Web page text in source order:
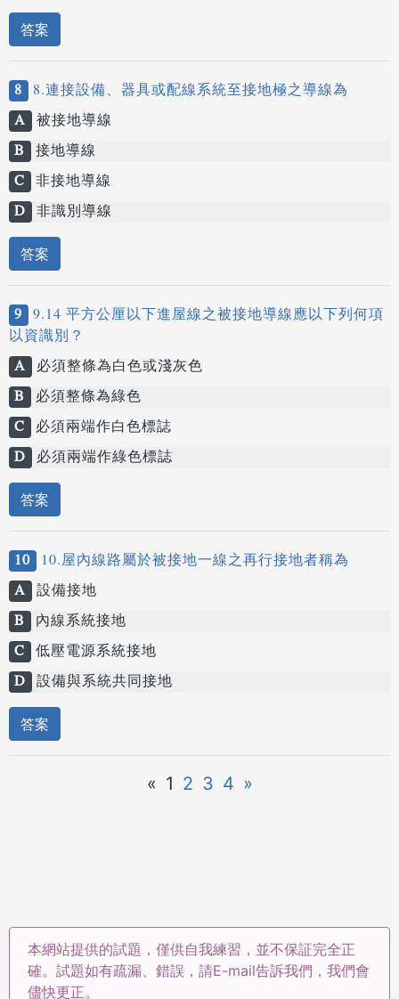
答案
8 8.連接設備、器具或配線系統至接地極之導線為
A 被接地導線
B 接地導線
C 非接地導線
D 非識別導線
答案
9 9.14 平方公厘以下進屋線之被接地導線應以下列何項
以資識別？
A 必須整條為白色或淺灰色
B 必須整條為綠色
C 必須兩端作白色標誌
D 必須兩端作綠色標誌
答案
10 10.屋內線路屬於被接地一線之再行接地者稱為
A 設備接地
B
內線系統接地
C 低壓電源系統接地
D 設備與系統共同接地
答案
« 1 2 3 4 »
本網站提供的試題，僅供自我練習，並不保証完全正
確。試題如有疏漏、錯誤，請E-mail告訴我們，我們會
儘快更正。